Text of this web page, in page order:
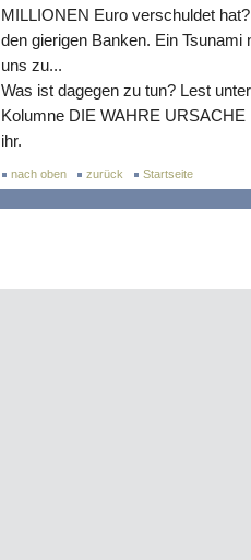
MILLIONEN Euro verschuldet
den gierigen Banken. Ein
uns zu...
Was ist dagegen zu tun? Lest
Kolumne DIE WAHRE
ihr.
nach oben zurück Startseite